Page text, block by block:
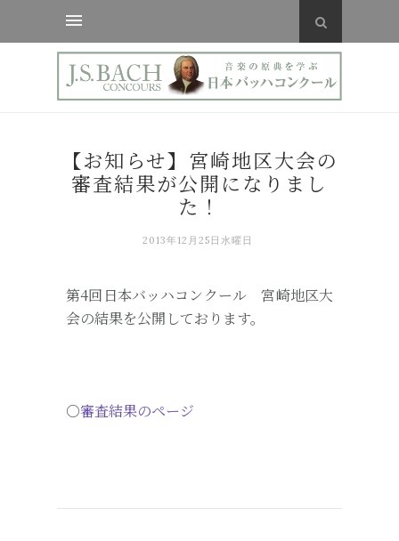
【お知らせ】宮崎地区大会の
審査結果が公開になりまし
た！
2013年12月25日水曜日
第4回日本バッハコンクール 宮崎地区大
会の結果を公開しております。
○審査結果のページ